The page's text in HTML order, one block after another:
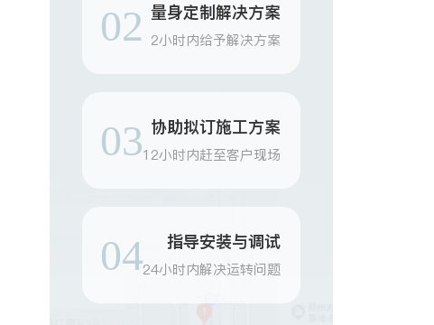
02 量身定制解决方案
2小时内给予解决方案
03 协助拟订施工方案
12小时内赶至客户现场
04 指导安装与调试
24小时内解决运转问题